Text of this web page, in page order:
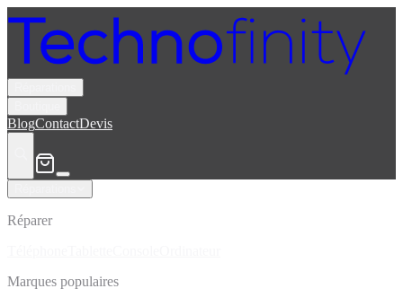
BlogContactDevis
Réparer
Marques populaires